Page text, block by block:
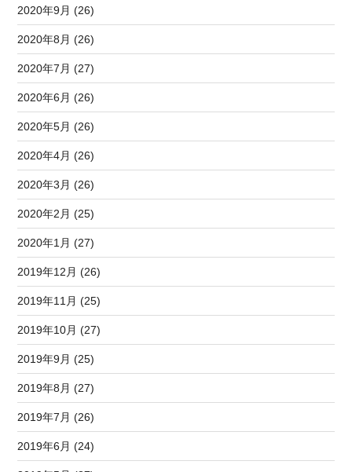
2020年9月 (26)
2020年8月 (26)
2020年7月 (27)
2020年6月 (26)
2020年5月 (26)
2020年4月 (26)
2020年3月 (26)
2020年2月 (25)
2020年1月 (27)
2019年12月 (26)
2019年11月 (25)
2019年10月 (27)
2019年9月 (25)
2019年8月 (27)
2019年7月 (26)
2019年6月 (24)